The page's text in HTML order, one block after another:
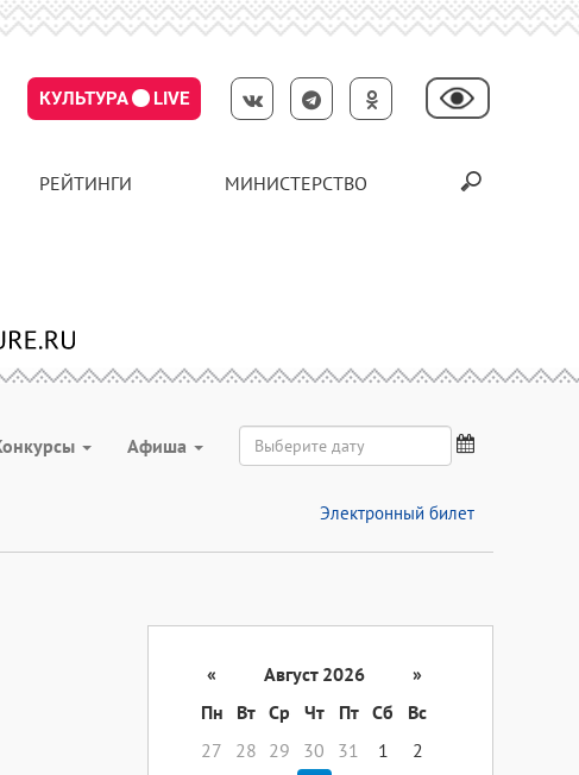
КУЛЬТУРА LIVE
РЕЙТИНГИ МИНИСТЕРСТВО
Aфиша
Электронный билет
« Август 2026
»
Пн
Вт Ср Чт Пт Сб
Вс
27
28 29 30 31 1
2